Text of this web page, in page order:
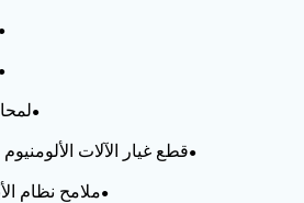
قطع غيار الآلات
ملامح نظام